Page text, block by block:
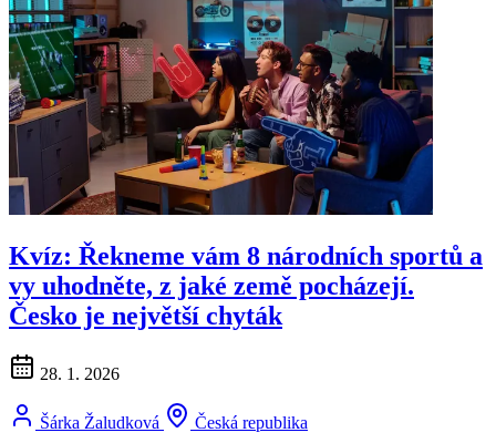
Kvíz: Řekneme vám 8 národních sportů a
vy uhodněte, z jaké země pocházejí.
Česko je největší chyták
28. 1. 2026
Šárka Žaludková
Česká republika